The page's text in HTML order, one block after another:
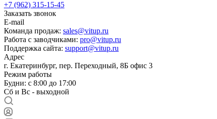
+7 (962) 315-15-45
Заказать звонок
E-mail
Команда продаж: sales@vitup.ru
Работа с заводчиками: pro@vitup.ru
Поддержка сайта: support@vitup.ru
Адрес
г. Екатеринбург, пер. Переходный, 8Б офис 3
Режим работы
Будни: с 8:00 до 17:00
Сб и Вс - выходной